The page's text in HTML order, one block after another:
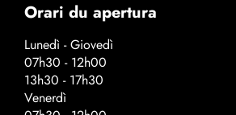
Orari du apertura
Lunedì - Giovedì
07h30 - 12h00
13h30 - 17h30
Venerdì